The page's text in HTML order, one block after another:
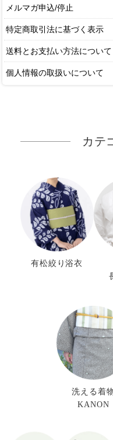
メルマガ申込/停止
特定商取引法に基づく表示
送料とお支払い方法について
個人情報の取扱いについて
カテ
有松絞り浴衣
洗える着
KANON